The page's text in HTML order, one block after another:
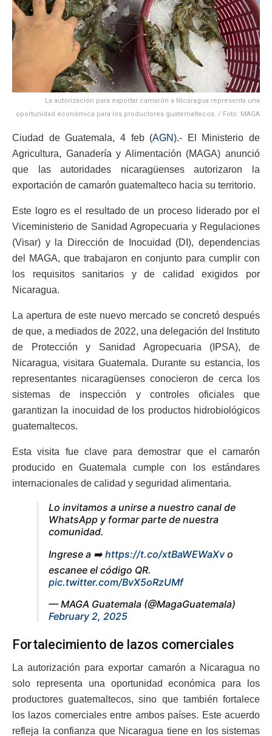
La autorización para exportar camarón a Nicaragua representa una
oportunidad económica para los productores guatemaltecos. / Foto: MAGA
Ciudad de Guatemala, 4 feb (AGN).- El Ministerio de
Agricultura, Ganadería y Alimentación (MAGA) anunció
que las autoridades nicaragüenses autorizaron la
exportación de camarón guatemalteco hacia su territorio.
Este logro es el resultado de un proceso liderado por el
Viceministerio de Sanidad Agropecuaria y Regulaciones
(Visar) y la Dirección de Inocuidad (DI), dependencias
del MAGA, que trabajaron en conjunto para cumplir con
los requisitos sanitarios y de calidad exigidos por
Nicaragua.
La apertura de este nuevo mercado se concretó después
de que, a mediados de 2022, una delegación del Instituto
de Protección y Sanidad Agropecuaria (IPSA), de
Nicaragua, visitara Guatemala. Durante su estancia, los
representantes nicaragüenses conocieron de cerca los
sistemas de inspección y controles oficiales que
garantizan la inocuidad de los productos hidrobiológicos
guatemaltecos.
Esta visita fue clave para demostrar que el camarón
producido en Guatemala cumple con los estándares
internacionales de calidad y seguridad alimentaria.
Lo invitamos a unirse a nuestro canal de
WhatsApp y formar parte de nuestra
comunidad.
Ingrese a ➡️ https://t.co/xtBaWEWaXv o
escanee el código QR.
pic.twitter.com/BvX5oRzUMf
— MAGA Guatemala (@MagaGuatemala)
February 2, 2025
Fortalecimiento de lazos comerciales
La autorización para exportar camarón a Nicaragua no
solo representa una oportunidad económica para los
productores guatemaltecos, sino que también fortalece
los lazos comerciales entre ambos países. Este acuerdo
refleja la confianza que Nicaragua tiene en los sistemas